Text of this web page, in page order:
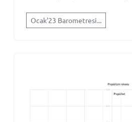
Ocak'23 Barometresi...